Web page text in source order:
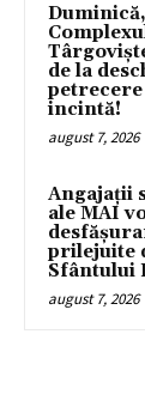
de la
incintă!
august 7, 2026
Angajații
ale MAI
prilejuite
Sfântului
august 7, 2026